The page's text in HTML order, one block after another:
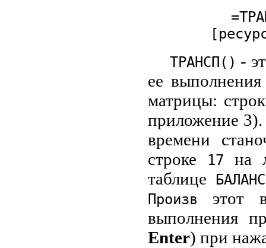
ТРАНСП() -
ее выполнения
матрицы:
приложение 3).
времени
строке
17
на
таблице
Произв
этот
выполнения
Enter) при